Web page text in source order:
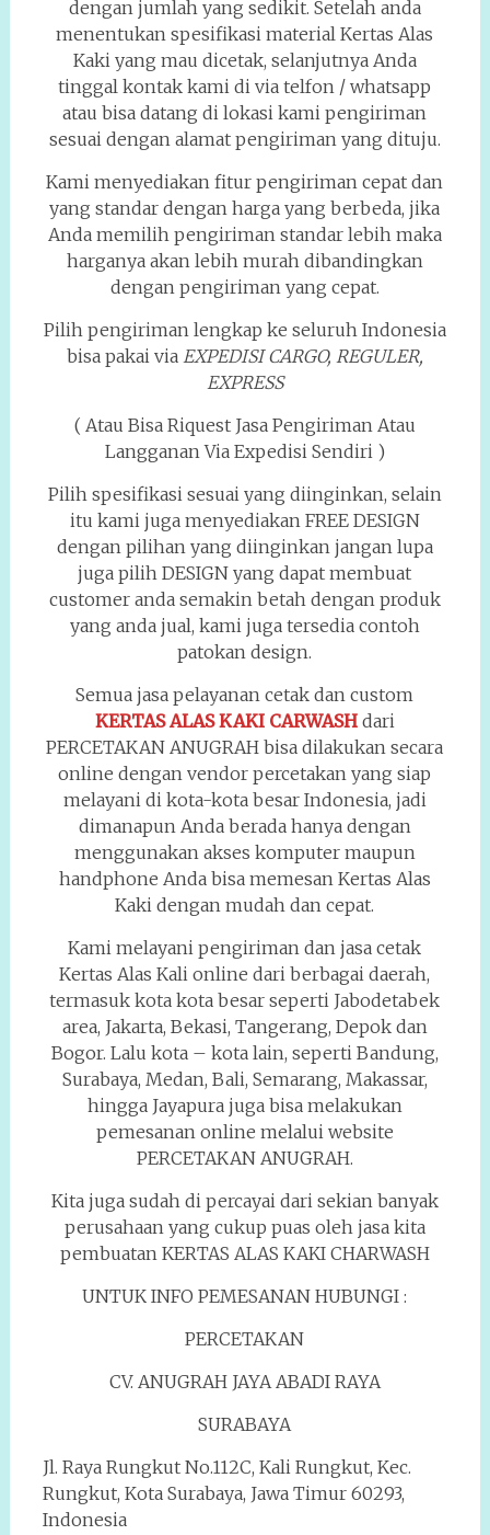
dengan jumlah yang sedikit. Setelah anda
menentukan spesifikasi material Kertas Alas
Kaki yang mau dicetak, selanjutnya Anda
tinggal kontak kami di via telfon / whatsapp
atau bisa datang di lokasi kami pengiriman
sesuai dengan alamat pengiriman yang dituju.
Kami menyediakan fitur pengiriman cepat dan
yang standar dengan harga yang berbeda, jika
Anda memilih pengiriman standar lebih maka
harganya akan lebih murah dibandingkan
dengan pengiriman yang cepat.
Pilih pengiriman lengkap ke seluruh Indonesia
bisa pakai via EXPEDISI CARGO, REGULER,
EXPRESS
( Atau Bisa Riquest Jasa Pengiriman Atau
Langganan Via Expedisi Sendiri )
Pilih spesifikasi sesuai yang diinginkan, selain
itu kami juga menyediakan FREE DESIGN
dengan pilihan yang diinginkan jangan lupa
juga pilih DESIGN yang dapat membuat
customer anda semakin betah dengan produk
yang anda jual, kami juga tersedia contoh
patokan design.
Semua jasa pelayanan cetak dan custom
KERTAS ALAS KAKI CARWASHdari
PERCETAKAN ANUGRAH bisa dilakukan secara
online dengan vendor percetakan yang siap
melayani di kota-kota besar Indonesia, jadi
dimanapun Anda berada hanya dengan
menggunakan akses komputer maupun
handphone Anda bisa memesan Kertas Alas
Kaki dengan mudah dan cepat.
Kami melayani pengiriman dan jasa cetak
Kertas Alas Kali online dari berbagai daerah,
termasuk kota kota besar seperti Jabodetabek
area, Jakarta, Bekasi, Tangerang, Depok dan
Bogor. Lalu kota – kota lain, seperti Bandung,
Surabaya, Medan, Bali, Semarang, Makassar,
hingga Jayapura juga bisa melakukan
pemesanan online melalui website
PERCETAKAN ANUGRAH.
Kita juga sudah di percayai dari sekian banyak
perusahaan yang cukup puas oleh jasa kita
pembuatan KERTAS ALAS KAKI CHARWASH
UNTUK INFO PEMESANAN HUBUNGI :
PERCETAKAN
CV. ANUGRAH JAYA ABADI RAYA
SURABAYA
Jl. Raya Rungkut No.112C, Kali Rungkut, Kec.
Rungkut, Kota Surabaya, Jawa Timur 60293,
Indonesia